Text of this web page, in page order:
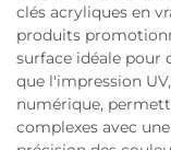
clés acryliques en
produits
surface idéale pour
que l'impression
numérique,
complexes avec